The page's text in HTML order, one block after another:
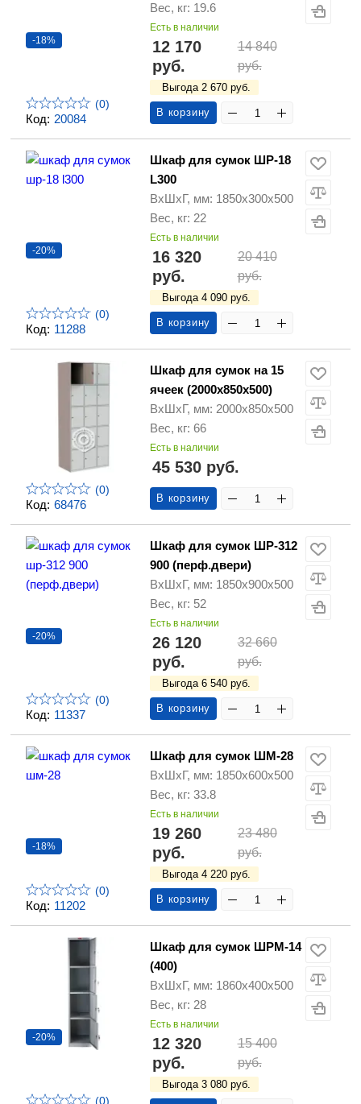
Код: 20084
-18%
(0)
Вес, кг: 19.6
Есть в наличии
12 170
руб.
14 840
руб.
Выгода 2 670 руб.
В корзину
Код: 11288
-20%
(0)
Шкаф для сумок ШР-18
L300
ВхШхГ, мм: 1850х300х500
Вес, кг: 22
Есть в наличии
16 320
руб.
20 410
руб.
Выгода 4 090 руб.
В корзину
Код: 68476
(0)
Шкаф для сумок на 15
ячеек (2000х850х500)
ВхШхГ, мм: 2000х850х500
Вес, кг: 66
Есть в наличии
45 530 руб.
В корзину
Код: 11337
-20%
(0)
Шкаф для сумок ШР-312
900 (перф.двери)
ВхШхГ, мм: 1850х900х500
Вес, кг: 52
Есть в наличии
26 120
руб.
32 660
руб.
Выгода 6 540 руб.
В корзину
Код: 11202
-18%
(0)
Шкаф для сумок ШМ-28
ВхШхГ, мм: 1850х600х500
Вес, кг: 33.8
Есть в наличии
19 260
руб.
23 480
руб.
Выгода 4 220 руб.
В корзину
-20%
(0)
Шкаф для сумок ШРМ-14
(400)
ВхШхГ, мм: 1860х400х500
Вес, кг: 28
Есть в наличии
12 320
руб.
15 400
руб.
Выгода 3 080 руб.